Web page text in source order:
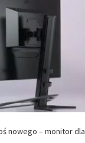
nowego – monitor dla